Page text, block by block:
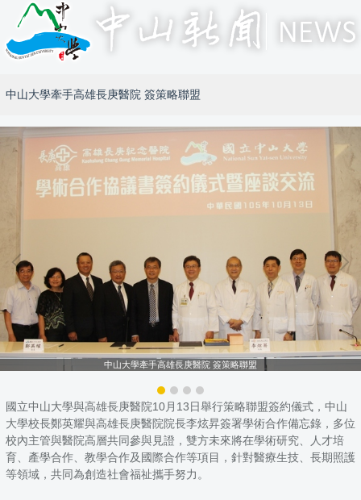
中山大學牽手高雄長庚醫院 簽策略聯盟
中山大學牽手高雄長庚醫院 簽策略聯盟
國立中山大學與高雄長庚醫院10月13日舉行策略聯盟簽約儀式，中山
大學校長鄭英耀與高雄長庚醫院院長李炫昇簽署學術合作備忘錄，多位
校內主管與醫院高層共同參與見證，雙方未來將在學術研究、人才培
育、產學合作、教學合作及國際合作等項目，針對醫療生技、長期照護
等領域，共同為創造社會福祉攜手努力。